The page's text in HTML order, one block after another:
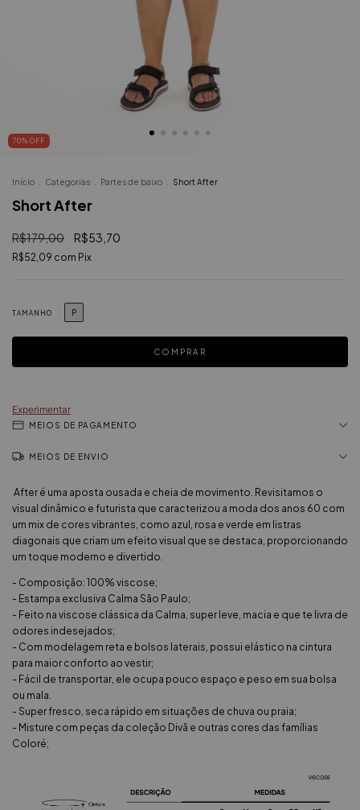
70% OFF
Início Categorias Partes de baixo Short After
Short After
R$179,00 R$53,70
R$52,09 com Pix
TAMANHO P
Experimentar
MEIOS DE PAGAMENTO
MEIOS DE ENVIO
After é uma aposta ousada e cheia de movimento. Revisitamos o
visual dinâmico e futurista que caracterizou a moda dos anos 60 com
um mix de cores vibrantes, como azul, rosa e verde em listras
diagonais que criam um efeito visual que se destaca, proporcionando
um toque moderno e divertido.
- Composição: 100% viscose;
- Estampa exclusiva Calma São Paulo;
- Feito na viscose clássica da Calma, super leve, macia e que te livra de
odores indesejados;
- Com modelagem reta e bolsos laterais, possui elástico na cintura
para maior conforto ao vestir;
- Fácil de transportar, ele ocupa pouco espaço e peso em sua bolsa
ou mala.
- Super fresco, seca rápido em situações de chuva ou praia;
- Misture com peças da coleção Divã e outras cores das famílias
Coloré;